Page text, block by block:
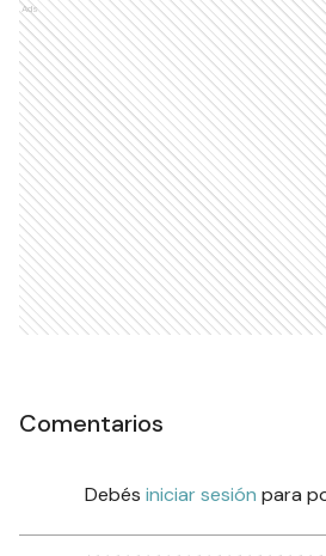
Ads
Comentarios
Debés iniciar sesión para